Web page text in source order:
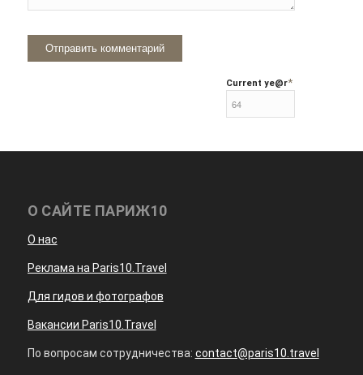
Current ye@r*
О САЙТЕ ПАРИЖ10
О нас
Реклама на Paris10.Travel
Для гидов и фотографов
Вакансии Paris10.Travel
По вопросам сотрудничества: contact@paris10.travel